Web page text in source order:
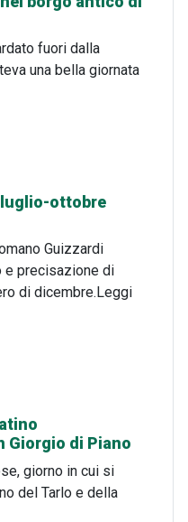
fuori dalla
una bella giornata
luglio-ottobre
Guizzardi
e precisazione di
di dicembre.Leggi
Giorgio di Piano
giorno in cui si
del Tarlo e della